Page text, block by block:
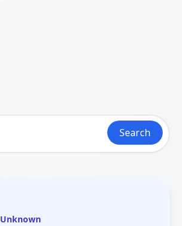
Search
Unknown